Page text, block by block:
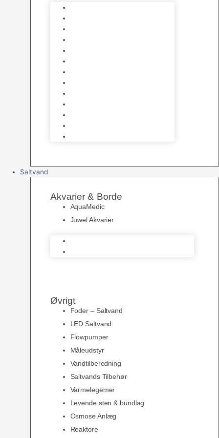
Saltvand
Akvarier & Borde
AquaMedic
Juwel Akvarier
Øvrigt
Foder – Saltvand
LED Saltvand
Flowpumper
Måleudstyr
Vandtilberedning
Saltvands Tilbehør
Varmelegemer
Levende sten & bundlag
Osmose Anlæg
Reaktore